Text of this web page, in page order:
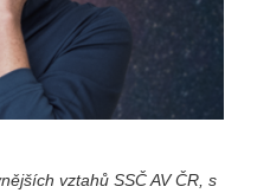
vztahů SSČ AV ČR, s